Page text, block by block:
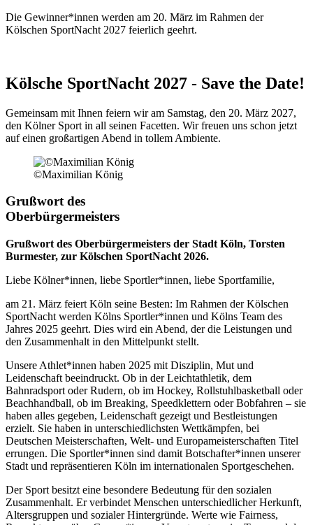
Die Gewinner*innen werden am 20. März im Rahmen der
Kölschen SportNacht 2027 feierlich geehrt.
Kölsche SportNacht 2027 - Save the Date!
Gemeinsam mit Ihnen feiern wir am Samstag, den 20. März 2027,
den Kölner Sport in all seinen Facetten. Wir freuen uns schon jetzt
auf einen großartigen Abend in tollem Ambiente.
©Maximilian König
Grußwort des
Ober­bürger­meisters
Grußwort des Ober­bürger­meisters der Stadt Köln, Torsten
Burmester, zur Kölschen SportNacht 2026.
Liebe Kölner*innen, liebe Sportler*innen, liebe Sportfamilie,
am 21. März feiert Köln seine Besten: Im Rahmen der Kölschen
SportNacht werden Kölns Sportler*innen und Kölns Team des
Jahres 2025 geehrt. Dies wird ein Abend, der die Leistungen und
den Zusammenhalt in den Mittelpunkt stellt.
Unsere Athlet*innen haben 2025 mit Disziplin, Mut und
Leidenschaft beeindruckt. Ob in der Leichtathletik, dem
Bahnradsport oder Rudern, ob im Hockey, Rollstuhlbasketball oder
Beachhandball, ob im Breaking, Speedklettern oder Bobfahren – sie
haben alles gegeben, Leidenschaft gezeigt und Bestleistungen
erzielt. Sie haben in unterschiedlichsten Wettkämpfen, bei
Deutschen Meisterschaften, Welt- und Europameisterschaften Titel
errungen. Die Sportler*innen sind damit Botschafter*innen unserer
Stadt und repräsentieren Köln im internationalen Sportgeschehen.
Der Sport besitzt eine besondere Bedeutung für den sozialen
Zusammenhalt. Er verbindet Menschen unterschiedlicher Herkunft,
Altersgruppen und sozialer Hintergründe. Werte wie Fairness,